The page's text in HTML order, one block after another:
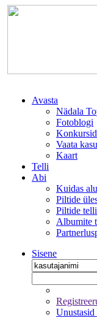
Avasta
Nädala
Fotoblogi
Konkursid
Vaata
Kaart
Telli
Abi
Kuidas
Piltide
Piltide
Albumite
Sisene